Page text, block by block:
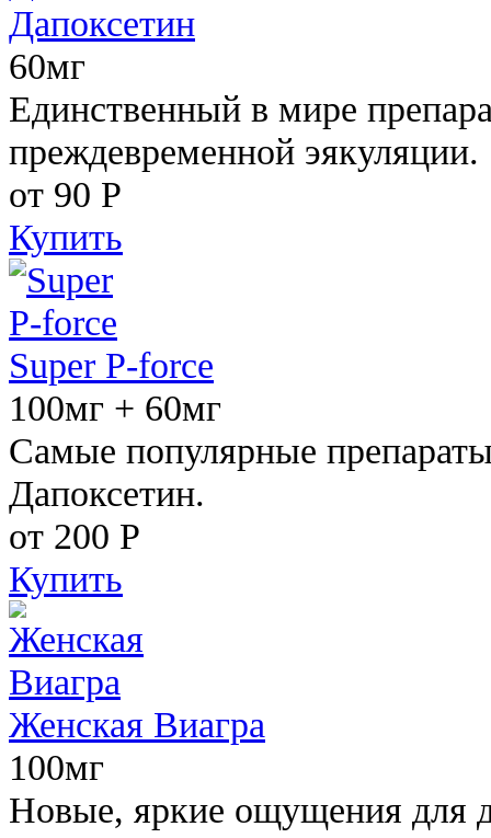
Дапоксетин
60мг
Единственный в мире
преждевременной эякуляции.
от 90 Р
Купить
Super P-force
100мг + 60мг
Самые популярные
Дапоксетин.
от 200 Р
Купить
Женская Виагра
100мг
Новые, яркие ощущения для